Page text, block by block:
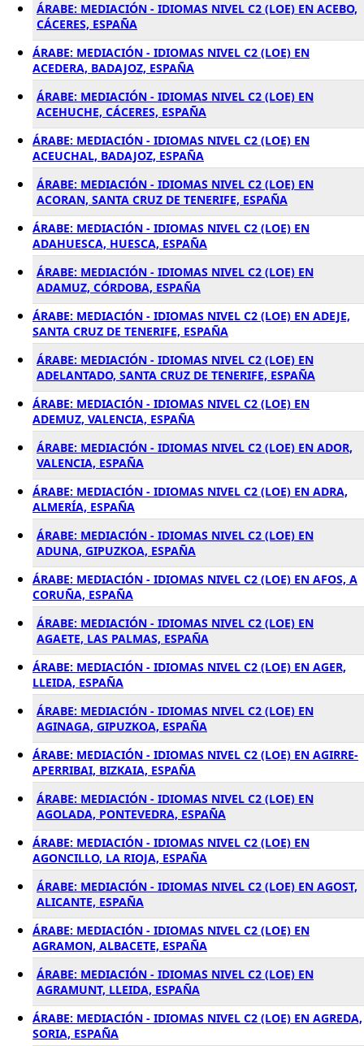
ÁRABE: MEDIACIÓN - IDIOMAS NIVEL C2 (LOE) EN ACEBO,
CÁCERES, ESPAÑA
ÁRABE: MEDIACIÓN - IDIOMAS NIVEL C2 (LOE) EN
ACEDERA, BADAJOZ, ESPAÑA
ÁRABE: MEDIACIÓN - IDIOMAS NIVEL C2 (LOE) EN
ACEHUCHE, CÁCERES, ESPAÑA
ÁRABE: MEDIACIÓN - IDIOMAS NIVEL C2 (LOE) EN
ACEUCHAL, BADAJOZ, ESPAÑA
ÁRABE: MEDIACIÓN - IDIOMAS NIVEL C2 (LOE) EN
ACORAN, SANTA CRUZ DE TENERIFE, ESPAÑA
ÁRABE: MEDIACIÓN - IDIOMAS NIVEL C2 (LOE) EN
ADAHUESCA, HUESCA, ESPAÑA
ÁRABE: MEDIACIÓN - IDIOMAS NIVEL C2 (LOE) EN
ADAMUZ, CÓRDOBA, ESPAÑA
ÁRABE: MEDIACIÓN - IDIOMAS NIVEL C2 (LOE) EN ADEJE,
SANTA CRUZ DE TENERIFE, ESPAÑA
ÁRABE: MEDIACIÓN - IDIOMAS NIVEL C2 (LOE) EN
ADELANTADO, SANTA CRUZ DE TENERIFE, ESPAÑA
ÁRABE: MEDIACIÓN - IDIOMAS NIVEL C2 (LOE) EN
ADEMUZ, VALENCIA, ESPAÑA
ÁRABE: MEDIACIÓN - IDIOMAS NIVEL C2 (LOE) EN ADOR,
VALENCIA, ESPAÑA
ÁRABE: MEDIACIÓN - IDIOMAS NIVEL C2 (LOE) EN ADRA,
ALMERÍA, ESPAÑA
ÁRABE: MEDIACIÓN - IDIOMAS NIVEL C2 (LOE) EN
ADUNA, GIPUZKOA, ESPAÑA
ÁRABE: MEDIACIÓN - IDIOMAS NIVEL C2 (LOE) EN AFOS, A
CORUÑA, ESPAÑA
ÁRABE: MEDIACIÓN - IDIOMAS NIVEL C2 (LOE) EN
AGAETE, LAS PALMAS, ESPAÑA
ÁRABE: MEDIACIÓN - IDIOMAS NIVEL C2 (LOE) EN AGER,
LLEIDA, ESPAÑA
ÁRABE: MEDIACIÓN - IDIOMAS NIVEL C2 (LOE) EN
AGINAGA, GIPUZKOA, ESPAÑA
ÁRABE: MEDIACIÓN - IDIOMAS NIVEL C2 (LOE) EN AGIRRE-
APERRIBAI, BIZKAIA, ESPAÑA
ÁRABE: MEDIACIÓN - IDIOMAS NIVEL C2 (LOE) EN
AGOLADA, PONTEVEDRA, ESPAÑA
ÁRABE: MEDIACIÓN - IDIOMAS NIVEL C2 (LOE) EN
AGONCILLO, LA RIOJA, ESPAÑA
ÁRABE: MEDIACIÓN - IDIOMAS NIVEL C2 (LOE) EN AGOST,
ALICANTE, ESPAÑA
ÁRABE: MEDIACIÓN - IDIOMAS NIVEL C2 (LOE) EN
AGRAMON, ALBACETE, ESPAÑA
ÁRABE: MEDIACIÓN - IDIOMAS NIVEL C2 (LOE) EN
AGRAMUNT, LLEIDA, ESPAÑA
ÁRABE: MEDIACIÓN - IDIOMAS NIVEL C2 (LOE) EN AGREDA,
SORIA, ESPAÑA